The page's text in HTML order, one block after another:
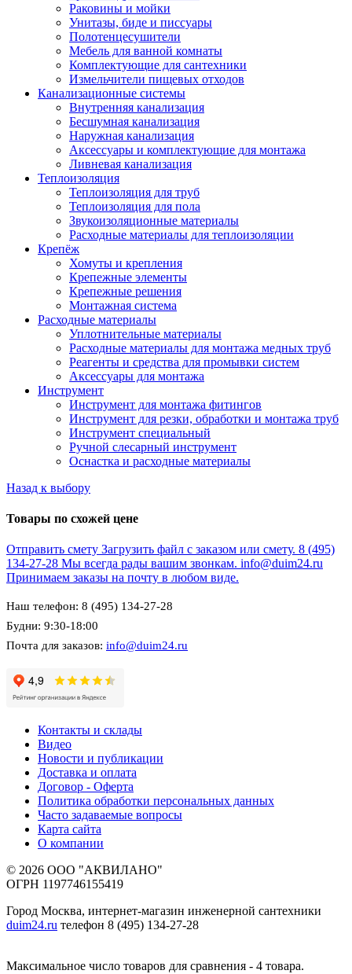
Раковины и мойки
Унитазы, биде и писсуары
Полотенцесушители
Мебель для ванной комнаты
Комплектующие для сантехники
Измельчители пищевых отходов
Канализационные системы
Внутренняя канализация
Бесшумная канализация
Наружная канализация
Аксессуары и комплектующие для монтажа
Ливневая канализация
Теплоизоляция
Теплоизоляция для труб
Теплоизоляция для пола
Звукоизоляционные материалы
Расходные материалы для теплоизоляции
Крепёж
Хомуты и крепления
Крепежные элементы
Крепежные решения
Монтажная система
Расходные материалы
Уплотнительные материалы
Расходные материалы для монтажа медных труб
Реагенты и средства для промывки систем
Аксессуары для монтажа
Инструмент
Инструмент для монтажа фитингов
Инструмент для резки, обработки и монтажа труб
Инструмент специальный
Ручной слесарный инструмент
Оснастка и расходные материалы
Назад к выбору
Товары по схожей цене
Отправить смету Загрузить файл с заказом или смету. 8 (495)
134-27-28 Мы всегда рады вашим звонкам. info@duim24.ru
Принимаем заказы на почту в любом виде.
Наш телефон: 8 (495) 134-27-28
Будни: 9:30-18:00
Почта для заказов: info@duim24.ru
Контакты и склады
Видео
Новости и публикации
Доставка и оплата
Договор - Оферта
Политика обработки персональных данных
Часто задаваемые вопросы
Карта сайта
О компании
© 2026 ООО "АКВИЛАНО"
ОГРН 1197746155419
Город Москва, интернет-магазин инженерной сантехники
duim24.ru телефон 8 (495) 134-27-28
Максимальное число товаров для сравнения - 4 товара.